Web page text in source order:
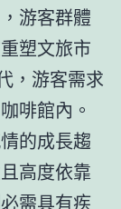
游客群體
塑文旅市
，游客需求
啡館內。
的成長趨
高度依靠
需具有疾